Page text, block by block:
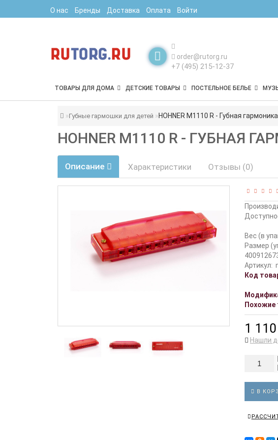
О нас Бренды Доставка Оплата Войти
order@rutorg.ru
+7 (495) 215-12-37
ТОВАРЫ ДЛЯ ДОМА ДЕТСКИЕ ТОВАРЫ ПОСТЕЛЬНОЕ БЕЛЬЕ
Губные гармошки для детей HOHNER M1110 R - Губная
HOHNER M1110 R - ГУБНАЯ
Описание Характеристики Отзывы (0)
Вес (в
Размер
Артикул:
Код
Похожие
1
Нашли
В